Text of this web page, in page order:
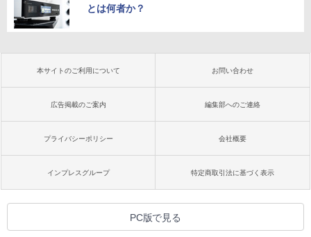
とは何者か？
本サイトのご利用について お問い合わせ
広告掲載のご案内 編集部へのご連絡
プライバシーポリシー 会社概要
インプレスグループ 特定商取引法に基づく表示
PC版で見る